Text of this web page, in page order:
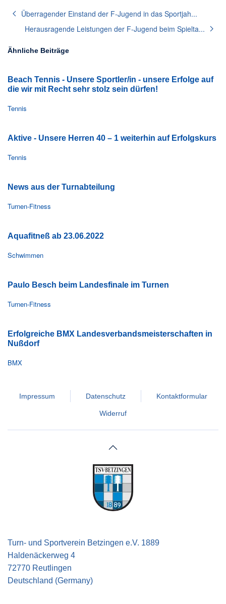
Überragender Einstand der F-Jugend in das Sportjah...
Herausragende Leistungen der F-Jugend beim Spielta...
Ähnliche Beiträge
Beach Tennis - Unsere Sportler/in - unsere Erfolge auf
die wir mit Recht sehr stolz sein dürfen!
Tennis
Aktive - Unsere Herren 40 – 1 weiterhin auf Erfolgskurs
Tennis
News aus der Turnabteilung
Turnen-Fitness
Aquafitneß ab 23.06.2022
Schwimmen
Paulo Besch beim Landesfinale im Turnen
Turnen-Fitness
Erfolgreiche BMX Landesverbandsmeisterschaften in
Nußdorf
BMX
Impressum Datenschutz Kontaktformular
Widerruf
Turn- und Sportverein Betzingen e.V. 1889
Haldenäckerweg 4
72770 Reutlingen
Deutschland (Germany)